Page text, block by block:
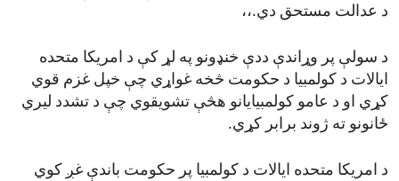
د عدالت مستحق دي.،،
د سولې پر وړاندې ددې خنډونو په لړ کې د امریکا متحده
ایالات د کولمبیا د حکومت څخه غواړي چې خپل غزم قوي
کړي او د عامو کولمبیایانو هڅې تشویقوي چې د تشدد لیري
ځانونو ته ژوند برابر کړي.
د امریکا متحده ایالات د کولمبیا پر حکومت باندې غږ کوي